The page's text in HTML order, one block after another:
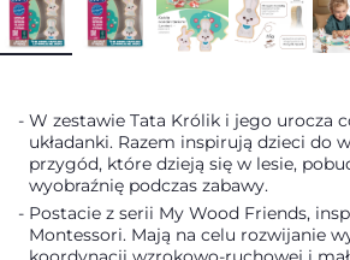
W zestawie Tata Królik i jego urocza
układanki. Razem inspirują dzieci do
przygód, które dzieją się w lesie,
wyobraźnię podczas zabawy.
Postacie z serii My Wood Friends,
Montessori. Mają na celu rozwijanie